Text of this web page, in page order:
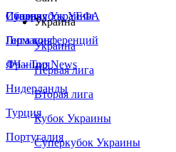
Сборная Украины
Италия
Германия
Франция
Нидерланды
Турция
Португалия
Суперкубок УЕФА
Лига конференций
ЛЧ - Top News
Украина
Украина
Первая лига
Вторая лига
Кубок Украины
Суперкубок Украины